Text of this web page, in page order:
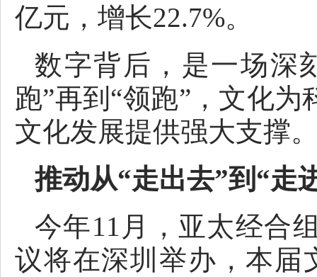
亿元，增长22.7%。
数字背后，是一场深
跑”再到“领跑”，文化
文化发展提供强大支撑
推动从“走出去”到“走
今年11月，亚太经合
议将在深圳举办，本届